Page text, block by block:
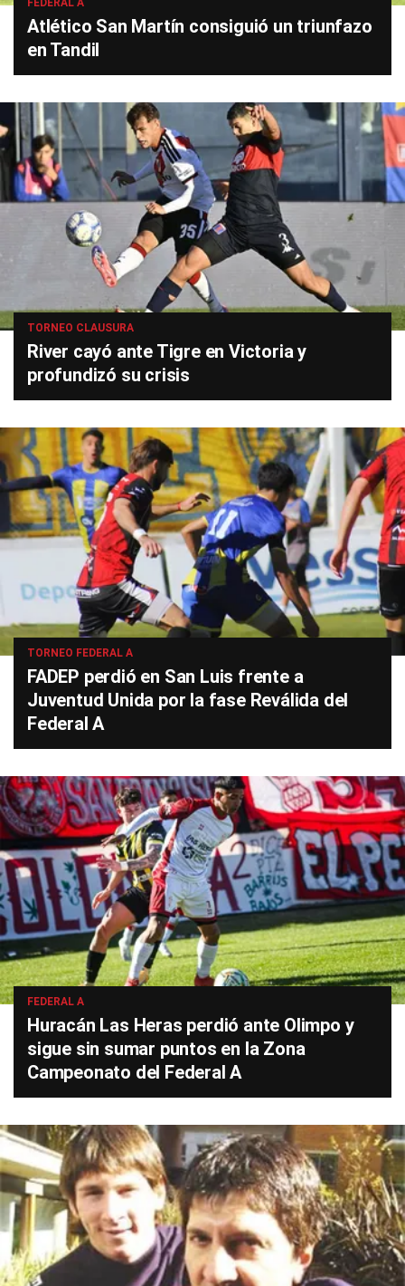
FEDERAL A
Atlético San Martín consiguió un triunfazo
en Tandil
TORNEO CLAUSURA
River cayó ante Tigre en Victoria y
profundizó su crisis
TORNEO FEDERAL A
FADEP perdió en San Luis frente a
Juventud Unida por la fase Reválida del
Federal A
FEDERAL A
Huracán Las Heras perdió ante Olimpo y
sigue sin sumar puntos en la Zona
Campeonato del Federal A